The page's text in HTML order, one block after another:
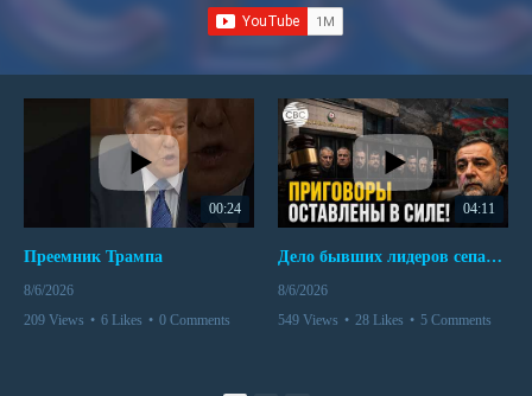
00:24
Преемник Трампа
8/6/2026
209 Views • 6 Likes • 0 Comments
04:11
Дело бывших лидеров сепаратистского режима в Карабахе
8/6/2026
549 Views • 28 Likes • 5 Comments